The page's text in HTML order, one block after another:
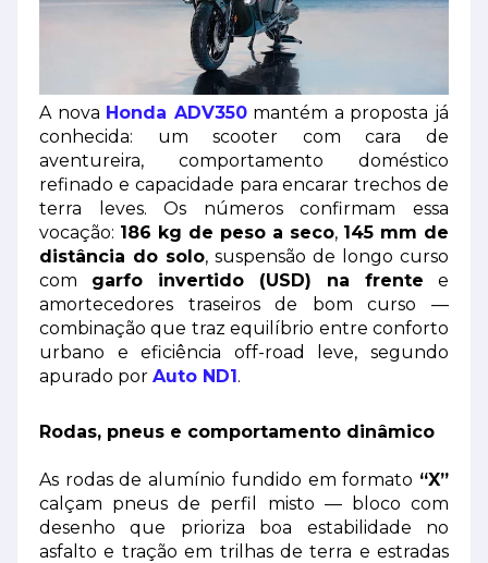
A nova Honda ADV350mantém a proposta já
conhecida: um scooter com cara de
aventureira, comportamento doméstico
refinado e capacidade para encarar trechos de
terra leves. Os números confirmam essa
vocação: 186 kg de peso a seco, 145 mm de
distância do solo, suspensão de longo curso
com garfo invertido (USD) na frente e
amortecedores traseiros de bom curso —
combinação que traz equilíbrio entre conforto
urbano e eficiência off-road leve, segundo
apurado por Auto ND1.
Rodas, pneus e comportamento dinâmico
As rodas de alumínio fundido em formato “X”
calçam pneus de perfil misto — bloco com
desenho que prioriza boa estabilidade no
asfalto e tração em trilhas de terra e estradas